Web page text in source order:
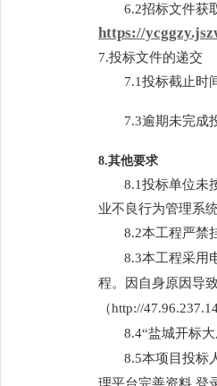
6.2招标文件获
https://
7.投标文件的递交
7.1投标截止时
7.3逾期未完成
8.其他要求
8.1投标单位未
业不良行为管理系
8.2本工程严禁
8.3本工程采用
程。因自身原因导
（http://
8.4“盐城开标
8.5本项目投标